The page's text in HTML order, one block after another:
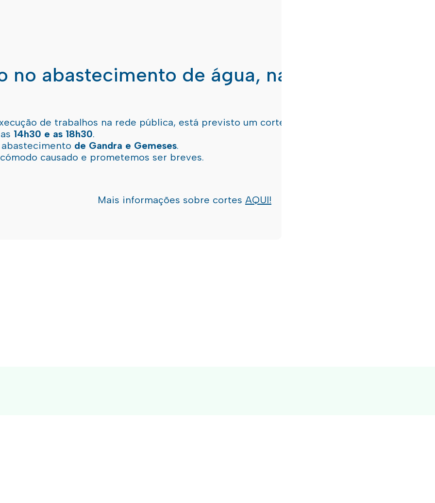
no abastecimento de água, nas freguesias de
de trabalhos na rede pública, está previsto um corte de água
14h30 e as 18h30.
de Gandra e Gemeses.
causado e prometemos ser breves.
Mais informações sobre cortes AQUI!